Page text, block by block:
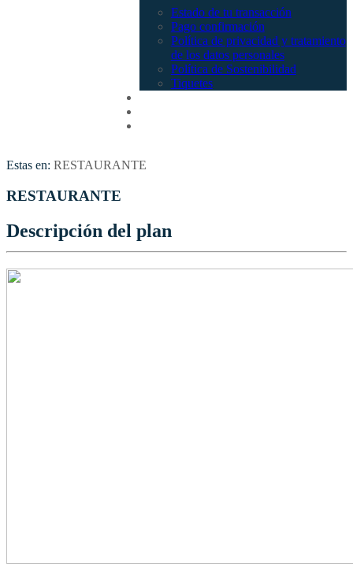
Estado de tu transacción
Pago confirmación
Política de privacidad y tratamiento
de los datos personales
Política de Sostenibilidad
Tiquetes
Estas en: RESTAURANTE
RESTAURANTE
Descripción del plan